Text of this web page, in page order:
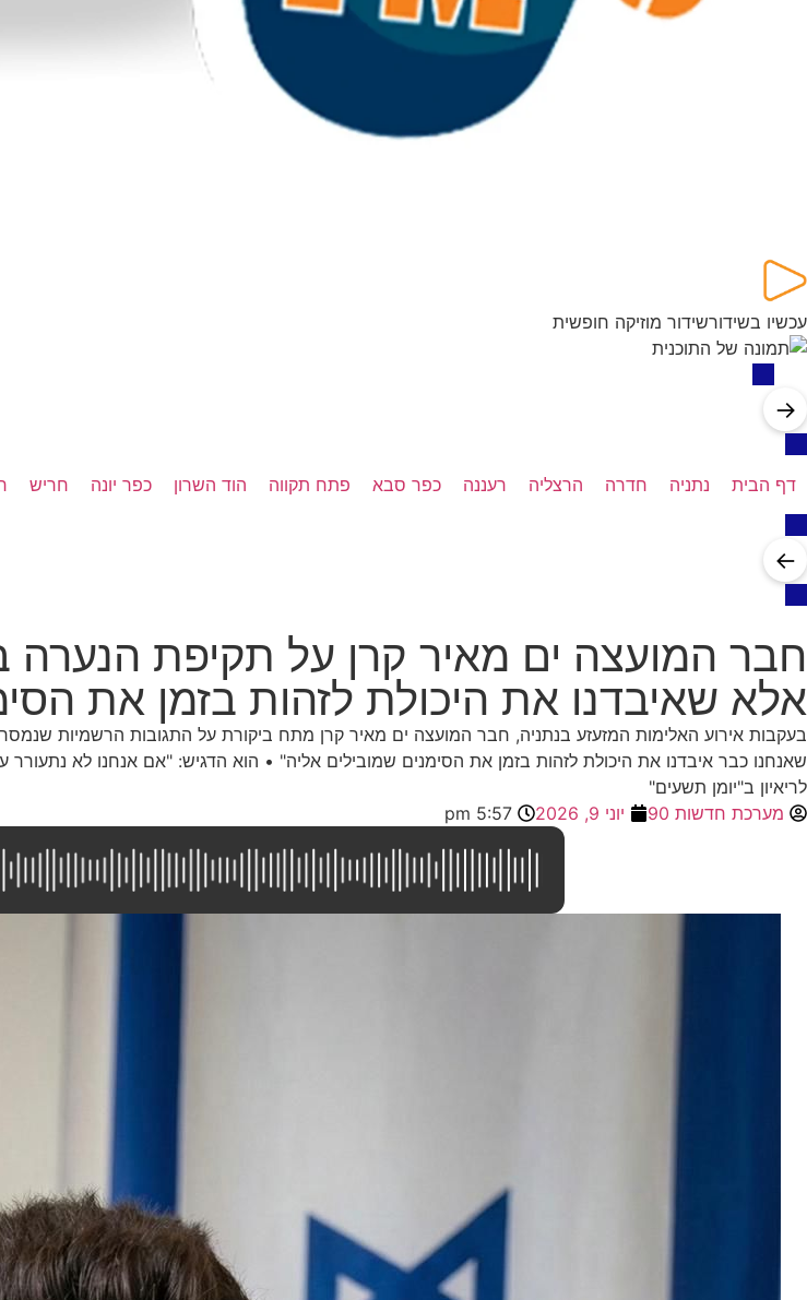
עכשיו בשידורשידור מוזיקה חופשית
→
דף הבית נתניה חדרה הרצליה רעננה כפר סבא פתח תקווה הוד השרון כפר יונה חריש
←
חבר המועצה ים מאיר קרן על תקיפת הנערה
אלא שאיבדנו את היכולת לזהות בזמן את
בעקבות אירוע האלימות המזעזע בנתניה, חבר המועצה ים מאיר קרן מתח ביקורת על התגובות הרשמיות
שאנחנו כבר איבדנו את היכולת לזהות בזמן את הסימנים שמובילים אליה" • הוא הדגיש: "אם אנחנו לא
לריאיון ב"יומן תשעים"
מערכת חדשות 90
יוני 9, 2026 5:57 pm